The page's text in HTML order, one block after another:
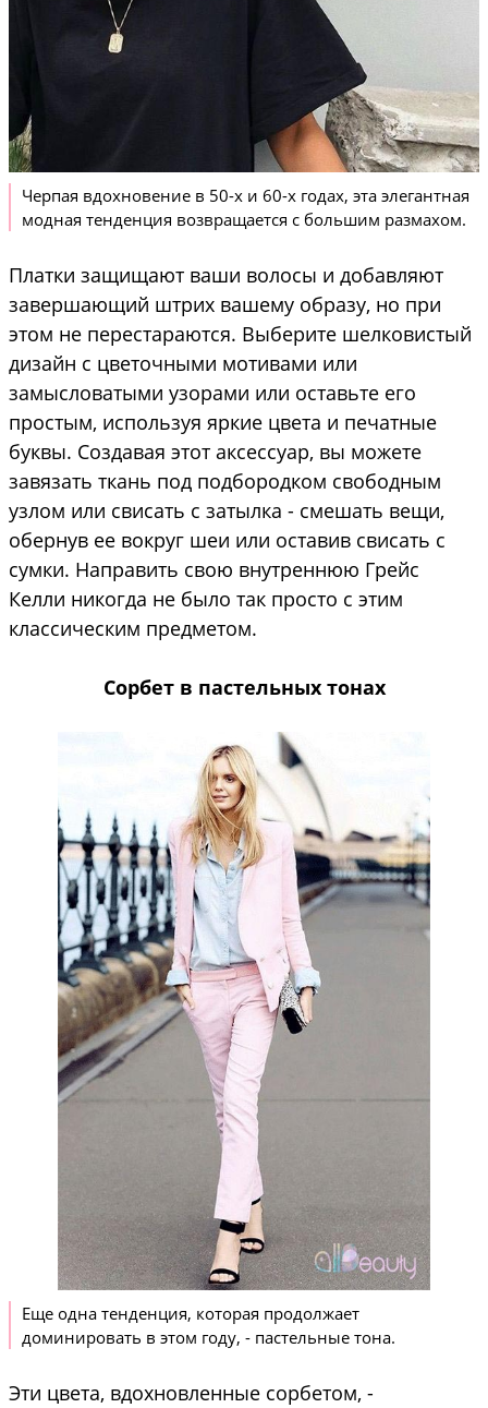
Черпая вдохновение в 50-х и 60-х годах, эта элегантная
модная тенденция возвращается с большим размахом.
Платки защищают ваши волосы и добавляют
завершающий штрих вашему образу, но при
этом не перестараются. Выберите шелковистый
дизайн с цветочными мотивами или
замысловатыми узорами или оставьте его
простым, используя яркие цвета и печатные
буквы. Создавая этот аксессуар, вы можете
завязать ткань под подбородком свободным
узлом или свисать с затылка - смешать вещи,
обернув ее вокруг шеи или оставив свисать с
сумки. Направить свою внутреннюю Грейс
Келли никогда не было так просто с этим
классическим предметом.
Сорбет в пастельных тонах
Еще одна тенденция, которая продолжает
доминировать в этом году, - пастельные тона.
Эти цвета, вдохновленные сорбетом, -